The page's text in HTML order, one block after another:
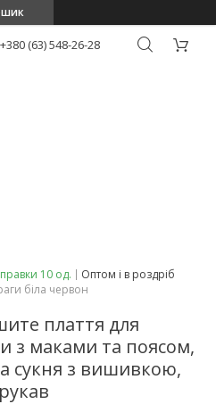
+380 (63) 548-26-28
10 од.
Оптом і в роздріб
біла червон
плаття для
з маками та поясом,
сукня з вишивкою,